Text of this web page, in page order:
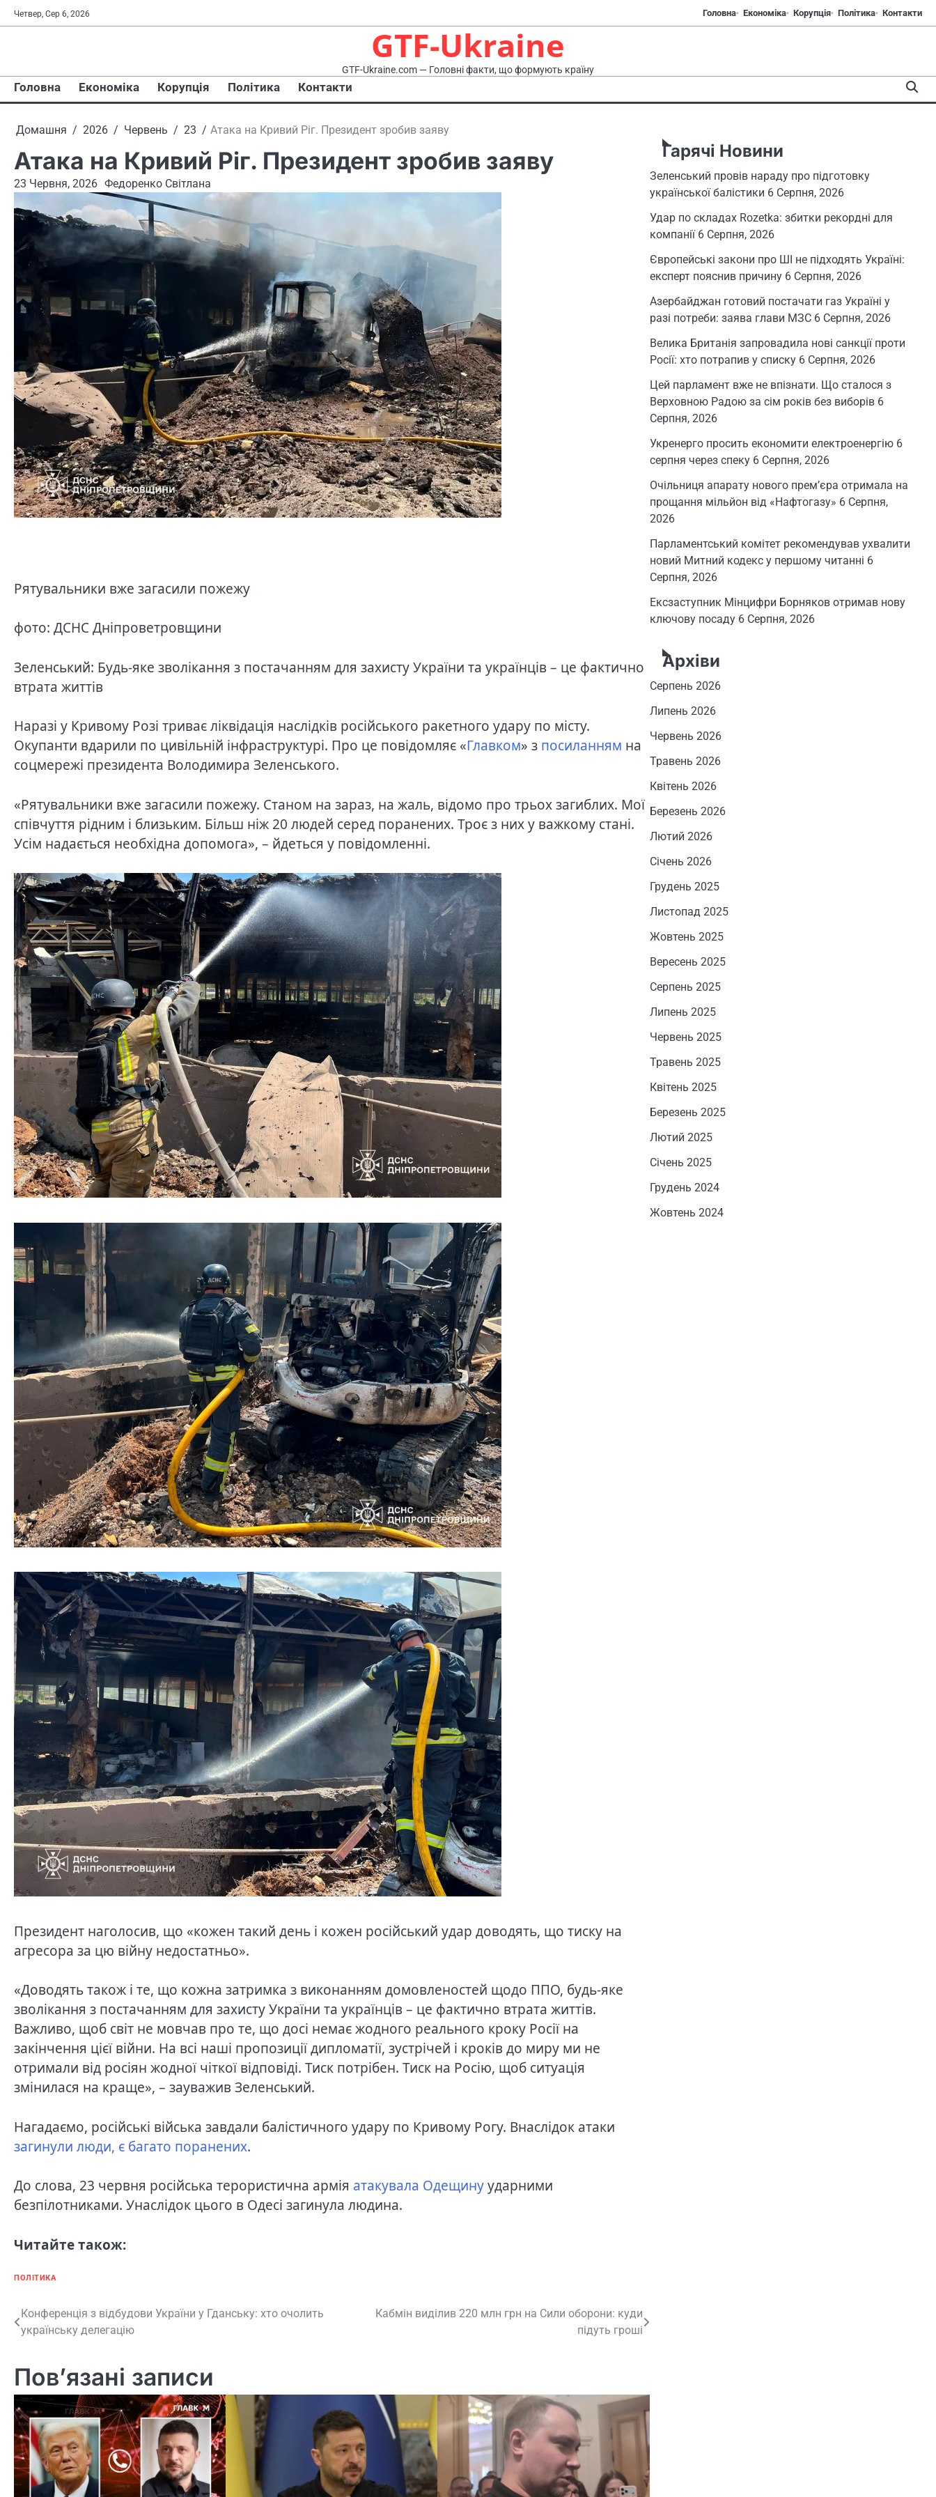
Перейти
до
Четвер, Сер 6, 2026 Головна Економіка Корупція Політика Контакти
GTF-Ukraine
GTF-Ukraine.com — Головні факти, що формують країну
Головна Економіка Корупція Політика Контакти
Домашня 2026 Червень 23 Атака на Кривий Ріг. Президент зробив заяву
Атака на Кривий Ріг. Президент зробив заяву
23 Червня, 2026 Федоренко Світлана
Рятувальники вже загасили пожежу
фото: ДСНС Дніпроветровщини
Зеленський: Будь-яке зволікання з постачанням для захисту України та українців – це фактично
втрата життів
Наразі у Кривому Розі триває ліквідація наслідків російського ракетного удару по місту.
Окупанти вдарили по цивільній інфраструктурі. Про це повідомляє «Главком» з посиланням на
соцмережі президента Володимира Зеленського.
«Рятувальники вже загасили пожежу. Станом на зараз, на жаль, відомо про трьох загиблих. Мої
співчуття рідним і близьким. Більш ніж 20 людей серед поранених. Троє з них у важкому стані.
Усім надається необхідна допомога», – йдеться у повідомленні.
Президент наголосив, що «кожен такий день і кожен російський удар доводять, що тиску на
агресора за цю війну недостатньо».
«Доводять також і те, що кожна затримка з виконанням домовленостей щодо ППО, будь-яке
зволікання з постачанням для захисту України та українців – це фактично втрата життів.
Важливо, щоб світ не мовчав про те, що досі немає жодного реального кроку Росії на
закінчення цієї війни. На всі наші пропозиції дипломатії, зустрічей і кроків до миру ми не
отримали від росіян жодної чіткої відповіді. Тиск потрібен. Тиск на Росію, щоб ситуація
змінилася на краще», – зауважив Зеленський.
Нагадаємо, російські війська завдали балістичного удару по Кривому Рогу. Внаслідок атаки
загинули люди, є багато поранених.
До слова, 23 червня російська терористична армія атакувала Одещинуударними
безпілотниками. Унаслідок цього в Одесі загинула людина.
Читайте також:
ПОЛІТИКА
Навігація
записів
Конференція з відбудови України у Гданську: хто очолить
українську делегацію
Кабмін виділив 220 млн грн на Сили оборони: куди
підуть гроші
Пов’язані записи
Гарячі Новини
Зеленський провів нараду про підготовку
української балістики 6 Серпня, 2026
Удар по складах Rozetka: збитки рекордні для
компанії 6 Серпня, 2026
Європейські закони про ШІ не підходять Україні:
експерт пояснив причину 6 Серпня, 2026
Азербайджан готовий постачати газ Україні у
разі потреби: заява глави МЗС 6 Серпня, 2026
Велика Британія запровадила нові санкції проти
Росії: хто потрапив у списку 6 Серпня, 2026
Цей парламент вже не впізнати. Що сталося з
Верховною Радою за сім років без виборів 6
Серпня, 2026
Укренерго просить економити електроенергію 6
серпня через спеку 6 Серпня, 2026
Очільниця апарату нового прем’єра отримала на
прощання мільйон від «Нафтогазу» 6 Серпня,
2026
Парламентський комітет рекомендував ухвалити
новий Митний кодекс у першому читанні 6
Серпня, 2026
Ексзаступник Мінцифри Борняков отримав нову
ключову посаду 6 Серпня, 2026
Архіви
Серпень 2026
Липень 2026
Червень 2026
Травень 2026
Квітень 2026
Березень 2026
Лютий 2026
Січень 2026
Грудень 2025
Листопад 2025
Жовтень 2025
Вересень 2025
Серпень 2025
Липень 2025
Червень 2025
Травень 2025
Квітень 2025
Березень 2025
Лютий 2025
Січень 2025
Грудень 2024
Жовтень 2024